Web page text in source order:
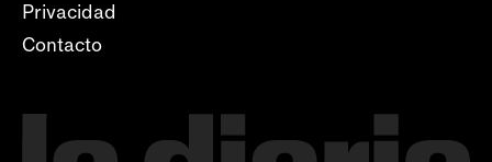
Privacidad
Contacto